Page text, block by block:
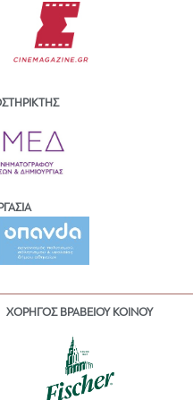
ΧΟΡΗΓΟΣ ΒΡΑΒΕΙΟΥ ΚΟΙΝΟΥ